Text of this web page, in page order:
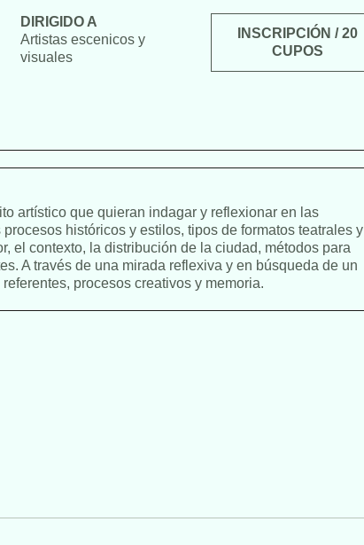
DIRIGIDO A
Artistas escenicos y
visuales
INSCRIPCIÓN / 20
CUPOS
artístico que quieran indagar y reflexionar en las
históricos y estilos, tipos de formatos teatrales y
el contexto, la distribución de la ciudad, métodos para
A través de una mirada reflexiva y en búsqueda de un
procesos creativos y memoria.